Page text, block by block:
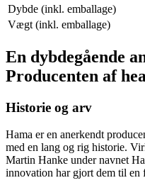
Dybde (inkl. emballage)
Vægt (inkl. emballage)
En dybdegående
Producenten af
Historie og arv
Hama er en anerkendt
med en lang og rig historie.
Martin Hanke under navnet
innovation har gjort dem til en